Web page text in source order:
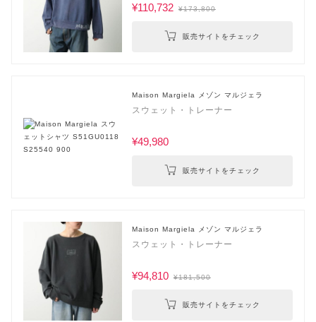
¥110,732 ¥173,800
販売サイトをチェック
Maison Margiela メゾン マルジェラ
スウェット・トレーナー
¥49,980
販売サイトをチェック
Maison Margiela メゾン マルジェラ
スウェット・トレーナー
¥94,810 ¥181,500
販売サイトをチェック